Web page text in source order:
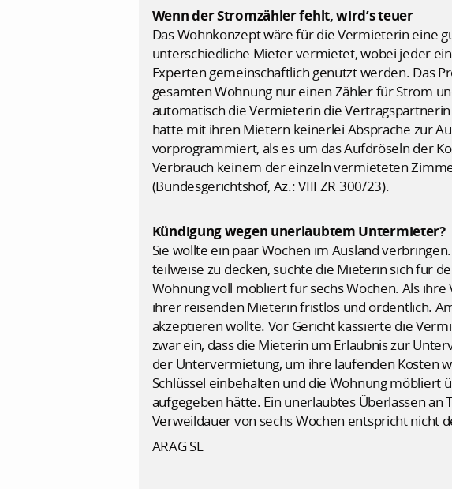
Wenn der Stromzähler fehlt, wird’s teuer
Das Wohnkonzept wäre für die Vermieterin eine
unterschiedliche Mieter vermietet, wobei jeder
Experten gemeinschaftlich genutzt werden. Das
gesamten Wohnung nur einen Zähler für Strom
automatisch die Vermieterin die
hatte mit ihren Mietern keinerlei Absprache zur
vorprogrammiert, als es um das Aufdröseln der
Verbrauch keinem der einzeln vermieteten
(Bundesgerichtshof, Az.: VIII ZR 300/23).
Kündigung wegen unerlaubtem Untermieter?
Sie wollte ein paar Wochen im Ausland
teilweise zu decken, suchte die Mieterin sich für
Wohnung voll möbliert für sechs Wochen. Als
ihrer reisenden Mieterin fristlos und ordentlich.
akzeptieren wollte. Vor Gericht kassierte die
zwar ein, dass die Mieterin um Erlaubnis zur
der Untervermietung, um ihre laufenden Kosten
Schlüssel einbehalten und die Wohnung möbliert
aufgegeben hätte. Ein unerlaubtes Überlassen
Verweildauer von sechs Wochen entspricht nicht
ARAG SE